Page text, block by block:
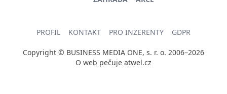
PROFIL KONTAKT PRO INZERENTY GDPR
Copyright © BUSINESS MEDIA ONE, s. r. o. 2006–2026